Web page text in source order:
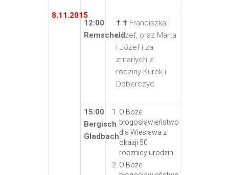
8.11.2015
12:00
Remscheid
† † Franciszka i
Józef, oraz Marta
i Józef i za
zmarłych z
rodziny Kurek i
Doberczyc.
15:00
Bergisch
Gladbach
O Boże
błogosławieństwo
dla Wiesława z
okazji 50
rocznicy urodzin.
O Boże